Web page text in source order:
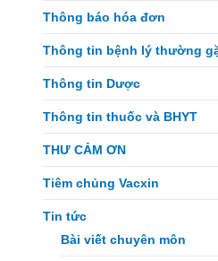
Thông báo hóa đơn
Thông tin bệnh lý thường
Thông tin Dược
Thông tin thuốc và BHYT
THƯ CẢM ƠN
Tiêm chủng Vacxin
Tin tức
Bài viết chuyên môn